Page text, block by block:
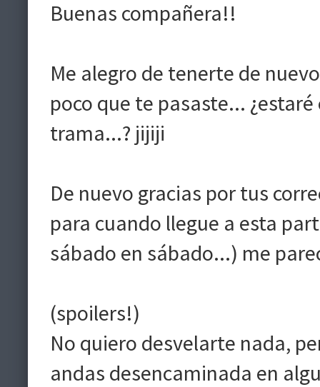
Buenas compañera!!
Me alegro de tenerte de
poco que te pasaste...
trama...? jijiji
De nuevo gracias por tus
para cuando llegue a esta
sábado en sábado...) me
(spoilers!)
No quiero desvelarte nada,
andas desencaminada en